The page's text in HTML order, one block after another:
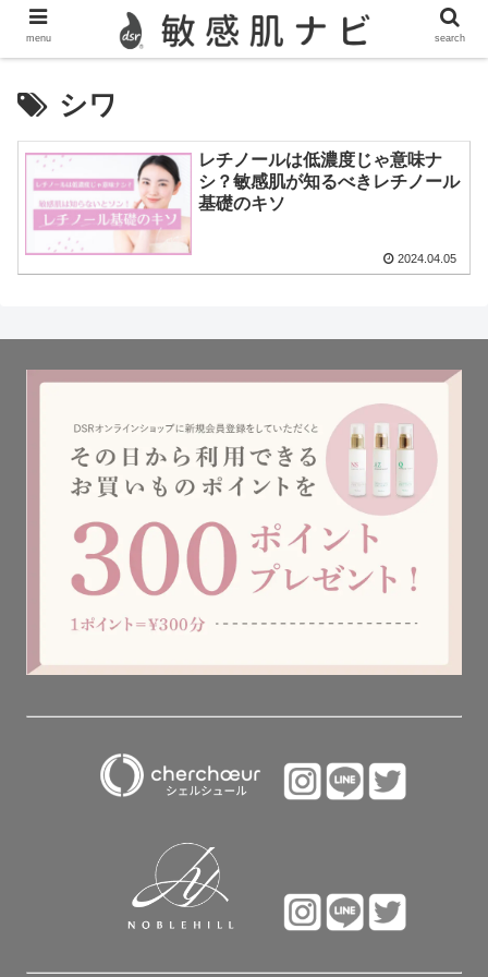
敏感肌,脂漏性皮膚炎,酒さ,ニキビのスキンケア情報を発信
シワ
レチノールは低濃度じゃ意味ナ
シ？敏感肌が知るべきレチノール
基礎のキソ
2024.04.05
menu search